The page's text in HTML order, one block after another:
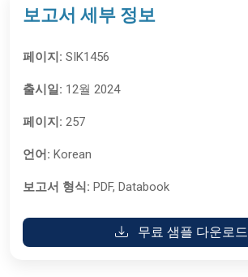
보고서 세부 정보
페이지: SIK1456
출시일: 12월 2024
페이지: 257
언어: Korean
보고서 형식: PDF, Databook
무료 샘플 다운로드